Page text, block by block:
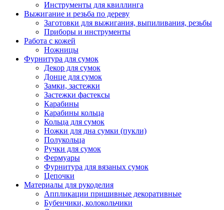
Инструменты для квиллинга
Выжигание и резьба по дереву
Заготовки для выжигания, выпиливания, резьбы
Приборы и инструменты
Работа с кожей
Ножницы
Фурнитура для сумок
Декор для сумок
Донце для сумок
Замки, застежки
Застежки фастексы
Карабины
Карабины кольца
Кольца для сумок
Ножки для дна сумки (пукли)
Полукольца
Ручки для сумок
Фермуары
Фурнитура для вязаных сумок
Цепочки
Материалы для рукоделия
Аппликации пришивные декоративные
Бубенчики, колокольчики